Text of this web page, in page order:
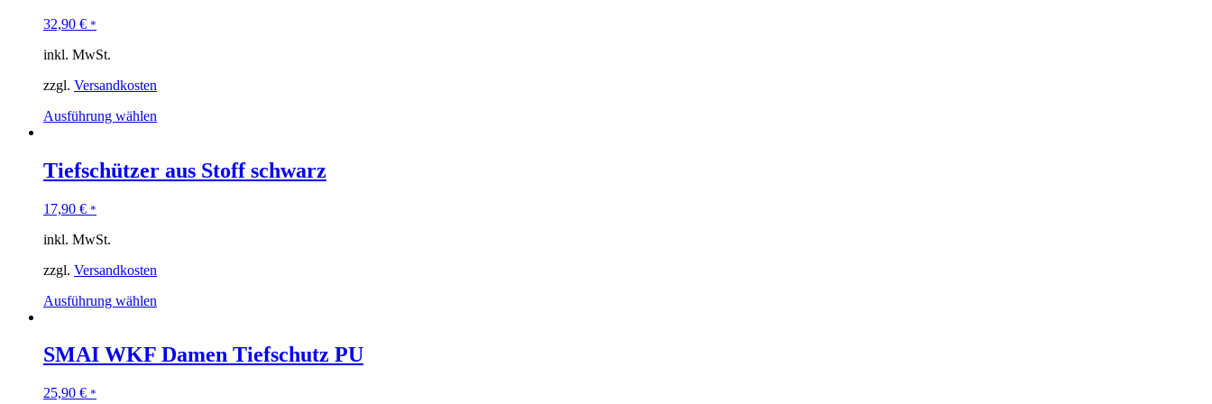
32,90 € *
inkl. MwSt.
zzgl. Versandkosten
Ausführung wählen
Tiefschützer aus Stoff schwarz
17,90 € *
inkl. MwSt.
zzgl. Versandkosten
Ausführung wählen
SMAI WKF Damen Tiefschutz PU
25,90 € *